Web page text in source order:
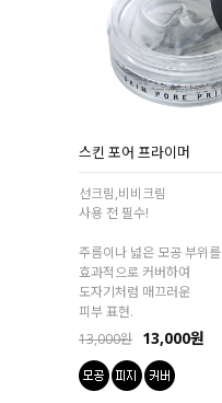
스킨 포어 프라이머
선크림,비비크림
사용 전 필수!
주름이나 넓은 모공 부위를
효과적으로 커버하여
도자기처럼 매끄러운
피부 표현.
13,000원 13,000원